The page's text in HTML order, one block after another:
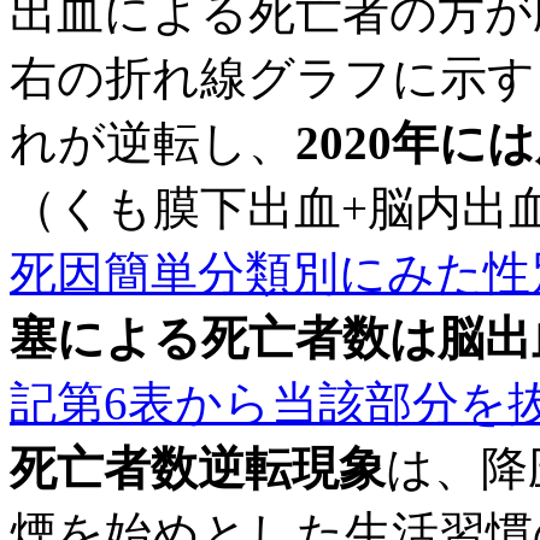
出血による死亡者の方
右の折れ線グラフに示
れが逆転し、 2020年に
（くも膜下出血+脳内出
死因簡単分類別にみた
塞による死亡者数は脳
記第6表から当該部分を
死亡者数逆転現象は、